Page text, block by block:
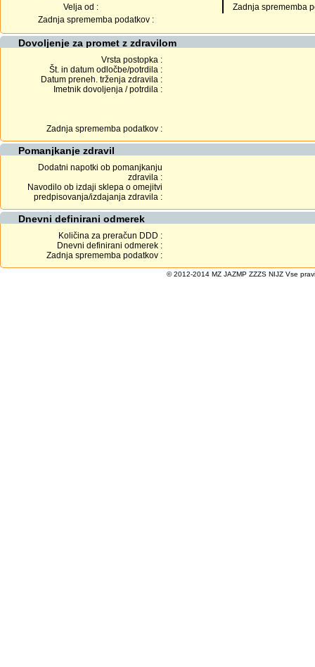
Velja od :
Zadnja sprememba
Zadnja sprememba podatkov :
Dovoljenje za promet z zdravilom
Vrsta postopka :
Št. in datum odločbe/potrdila :
Datum preneh. trženja zdravila :
Imetnik dovoljenja / potrdila :
Zadnja sprememba podatkov :
Pomanjkanje zdravil
Dodatni napotki ob pomanjkanju
zdravila :
Navodilo ob izdaji sklepa o omejitvi
predpisovanja/izdajanja zdravila :
Dnevni definirani odmerek
Količina za preračun DDD :
Dnevni definirani odmerek :
Zadnja sprememba podatkov :
© 2012-2014 MZ JAZMP ZZZS NIJZ Vse